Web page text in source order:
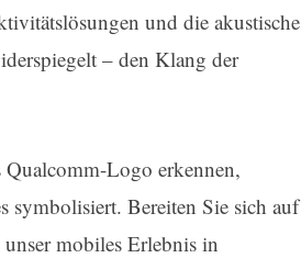
und die akustische
– den Klang der
Logo erkennen,
symbolisiert. Bereiten Sie sich auf
mobiles Erlebnis in